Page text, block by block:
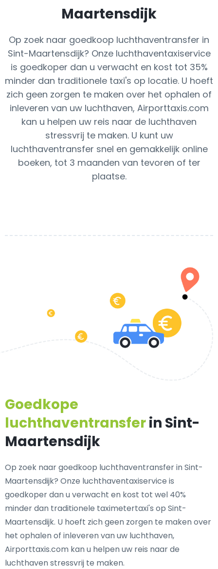
Maartensdijk
Op zoek naar goedkoop luchthaventransfer in
Sint-Maartensdijk? Onze luchthaventaxiservice
is goedkoper dan u verwacht en kost tot 35%
minder dan traditionele taxi's op locatie. U hoeft
zich geen zorgen te maken over het ophalen of
inleveren van uw luchthaven, Airporttaxis.com
kan u helpen uw reis naar de luchthaven
stressvrij te maken. U kunt uw
luchthaventransfer snel en gemakkelijk online
boeken, tot 3 maanden van tevoren of ter
plaatse.
Goedkope
luchthaventransferin Sint-
Maartensdijk
Op zoek naar goedkoop luchthaventransfer in Sint-
Maartensdijk? Onze luchthaventaxiservice is
goedkoper dan u verwacht en kost tot wel 40%
minder dan traditionele taximetertaxi's op Sint-
Maartensdijk. U hoeft zich geen zorgen te maken over
het ophalen of inleveren van uw luchthaven,
Airporttaxis.com kan u helpen uw reis naar de
luchthaven stressvrij te maken.